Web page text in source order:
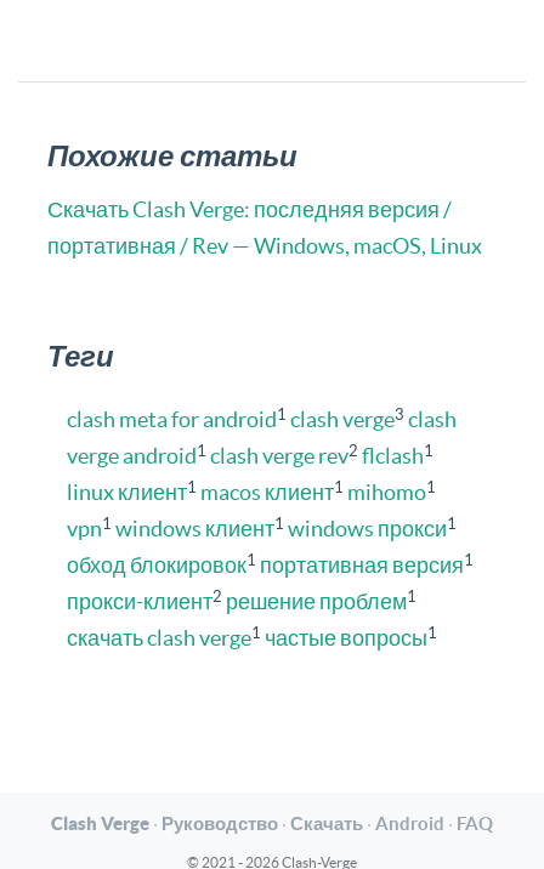
Похожие статьи
Скачать Clash Verge: последняя версия /
портативная / Rev — Windows, macOS, Linux
Теги
clash meta for android1 clash verge3 clash
verge android1 clash verge rev2 flclash1
linux клиент1 macos клиент1 mihomo1
vpn1 windows клиент1 windows прокси1
обход блокировок1 портативная версия1
прокси-клиент2 решение проблем1
скачать clash verge1 частые вопросы1
Clash Verge · Руководство · Скачать · Android · FAQ
© 2021 - 2026 Clash-Verge